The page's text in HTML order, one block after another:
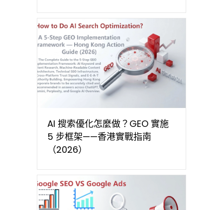
AI 搜索優化怎麼做？GEO 實施
5 步框架——香港實戰指南
（2026）